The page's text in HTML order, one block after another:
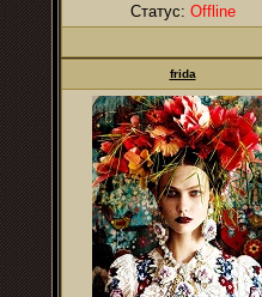
Статус: Offline
frida